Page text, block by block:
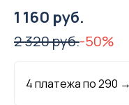
1 160 руб.
2 320 руб.-50%
4 платежа по290 →